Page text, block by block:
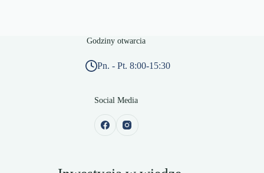
Godziny otwarcia
Pn. - Pt. 8:00-15:30
Social Media